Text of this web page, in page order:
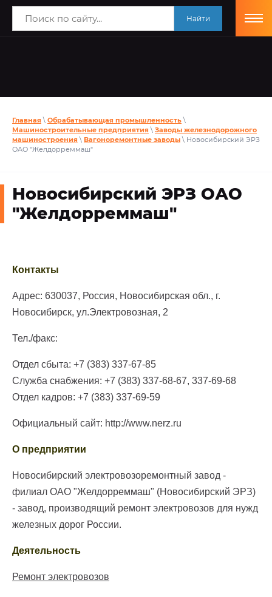
Найти
Главная \ Обрабатывающая промышленность \
Машиностроительные предприятия \ Заводы железнодорожного
машиностроения \ Вагоноремонтные заводы \ Новосибирский ЭРЗ
ОАО "Желдорреммаш"
Новосибирский ЭРЗ ОАО
"Желдорреммаш"
Контакты
Адрес: 630037, Россия, Новосибирская обл., г.
Новосибирск, ул.Электровозная, 2
Тел./факс:
Отдел сбыта: +7 (383) 337-67-85
Служба снабжения: +7 (383) 337-68-67, 337-69-68
Отдел кадров: +7 (383) 337-69-59
Официальный сайт: http://www.nerz.ru
О предприятии
Новосибирский электровозоремонтный завод -
филиал ОАО "Желдорреммаш" (Новосибирский ЭРЗ)
- завод, производящий ремонт электровозов для нужд
железных дорог России.
Деятельность
Ремонт электровозов